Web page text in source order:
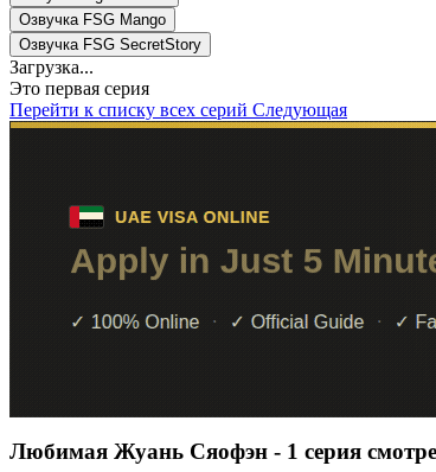
Озвучка FSG Mango
Озвучка FSG SecretStory
Загрузка...
Это первая серия
Перейти к списку всех серий Следующая
Любимая Жуань Сяофэн - 1 серия